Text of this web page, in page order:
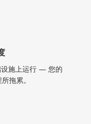
设施上运行 — 您的
拖累。